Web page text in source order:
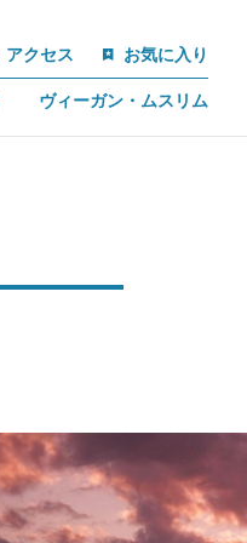
アクセス お気に入り
ヴィーガン・ムスリム